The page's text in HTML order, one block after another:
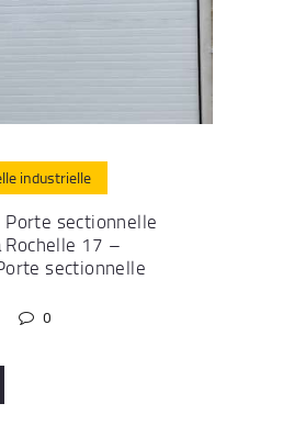
industrielle
Porte sectionnelle
17 –
sectionnelle
0